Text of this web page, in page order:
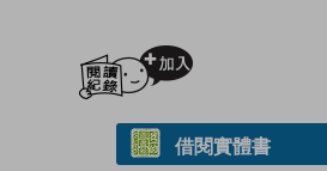
借閱實體書